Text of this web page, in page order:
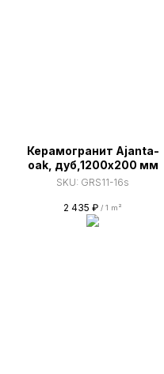
Керамогранит Ajanta-
oak, дуб,1200х200 мм
SKU: GRS11-16s
2 435 ₽ / 1 m²